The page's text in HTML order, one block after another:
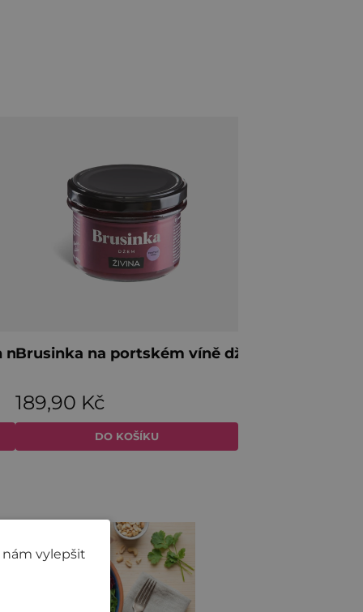
nám vylepšit